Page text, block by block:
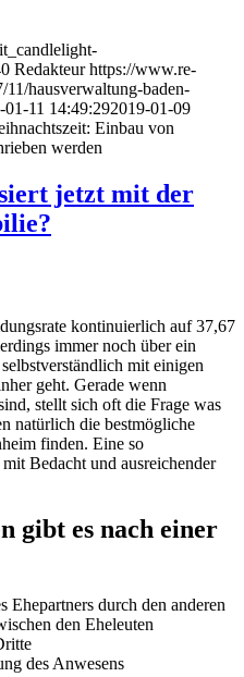
Redakteur https://www.re-
hausverwaltung-baden-
01-11 14:49:292019-01-09
Einbau von
werden
jetzt mit der
kontinuierlich auf 37,67
immer noch über ein
mit einigen
geht. Gerade wenn
stellt sich oft die Frage was
natürlich die bestmögliche
finden. Eine so
Bedacht und ausreichender
gibt es nach einer
Ehepartners durch den anderen
den Eheleuten
des Anwesens